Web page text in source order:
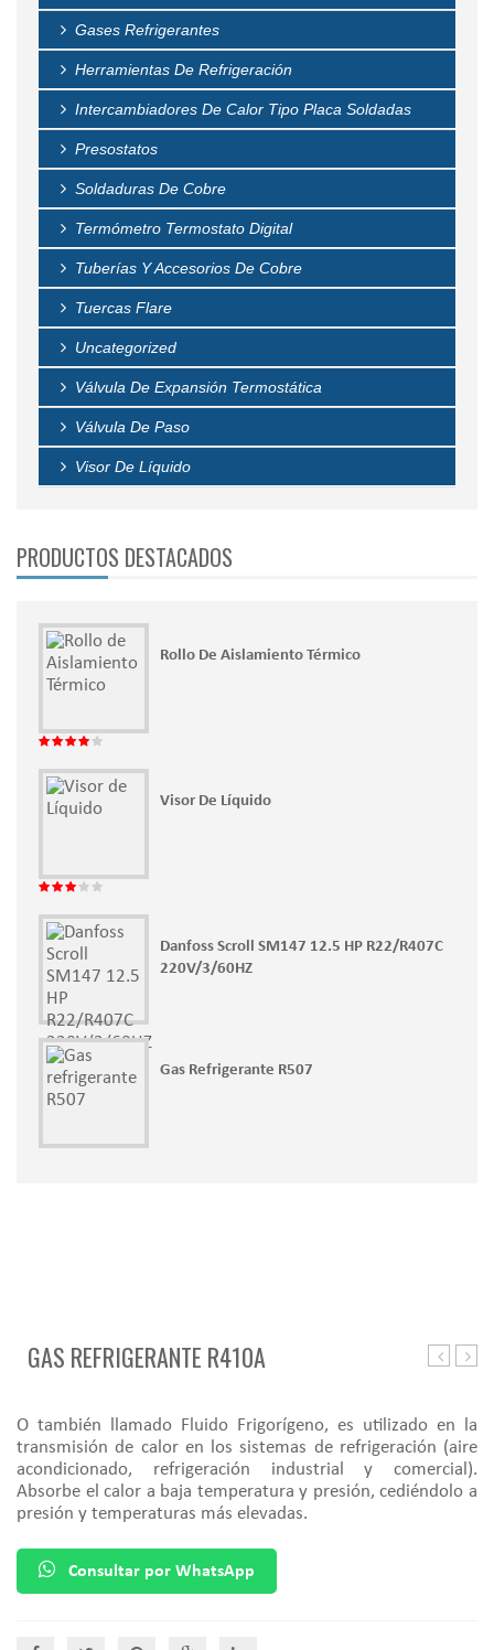
Gases Refrigerantes
Herramientas De Refrigeración
Intercambiadores De Calor Tipo Placa Soldadas
Presostatos
Soldaduras De Cobre
Termómetro Termostato Digital
Tuberías Y Accesorios De Cobre
Tuercas Flare
Uncategorized
Válvula De Expansión Termostática
Válvula De Paso
Visor De Líquido
PRODUCTOS DESTACADOS
Rollo De Aislamiento Térmico
con
4.00
de 5
Visor De Líquido
con
3.00
de 5
Danfoss Scroll SM147 12.5 HP R22/R407C
220V/3/60HZ
Gas Refrigerante R507
GAS REFRIGERANTE R410A
O también llamado Fluido Frigorígeno, es utilizado en la
transmisión de calor en los sistemas de refrigeración (aire
acondicionado, refrigeración industrial y comercial).
Absorbe el calor a baja temperatura y presión, cediéndolo a
presión y temperaturas más elevadas.
Consultar por WhatsApp